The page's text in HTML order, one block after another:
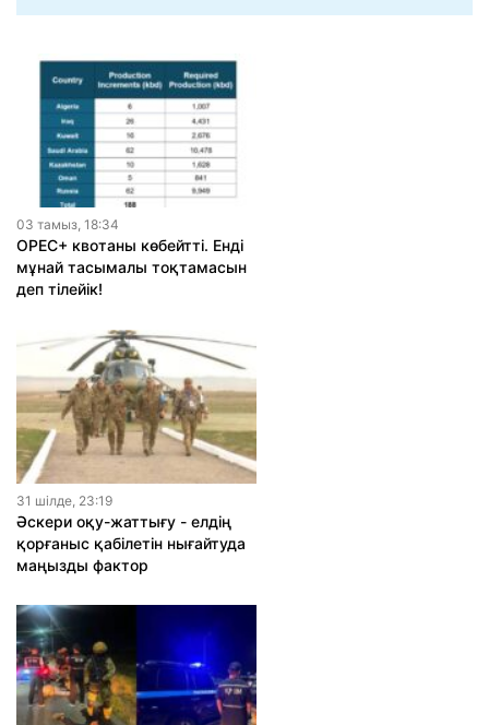
03 тамыз, 18:34
OPEC+ квотаны көбейтті. Енді
мұнай тасымалы тоқтамасын
деп тілейік!
31 шiлде, 23:19
Әскери оқу-жаттығу - елдің
қорғаныс қабілетін нығайтуда
маңызды фактор